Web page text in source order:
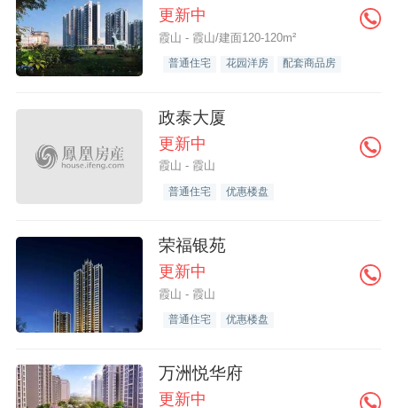
更新中
霞山 - 霞山/建面120-120m²
普通住宅 花园洋房 配套商品房
政泰大厦
更新中
霞山 - 霞山
普通住宅 优惠楼盘
荣福银苑
更新中
霞山 - 霞山
普通住宅 优惠楼盘
万洲悦华府
更新中